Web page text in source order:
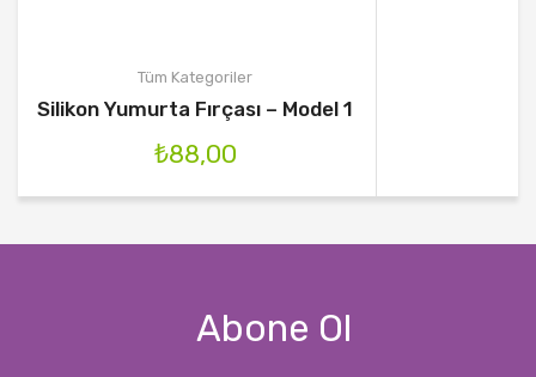
Tüm Kategoriler
Silikon Yumurta Fırçası – Model 1
₺88,00
Abone Ol